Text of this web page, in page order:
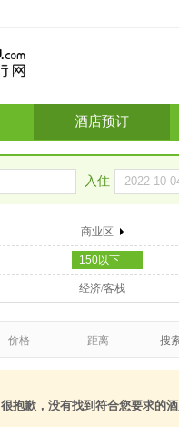
酒店预订
入住
商业区
150以下
经济/客栈
价格 距离 搜
很抱歉，没有找到符合您要求的酒